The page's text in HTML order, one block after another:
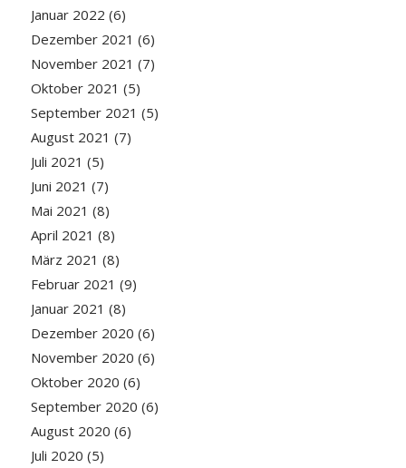
Januar 2022 (6)
Dezember 2021 (6)
November 2021 (7)
Oktober 2021 (5)
September 2021 (5)
August 2021 (7)
Juli 2021 (5)
Juni 2021 (7)
Mai 2021 (8)
April 2021 (8)
März 2021 (8)
Februar 2021 (9)
Januar 2021 (8)
Dezember 2020 (6)
November 2020 (6)
Oktober 2020 (6)
September 2020 (6)
August 2020 (6)
Juli 2020 (5)